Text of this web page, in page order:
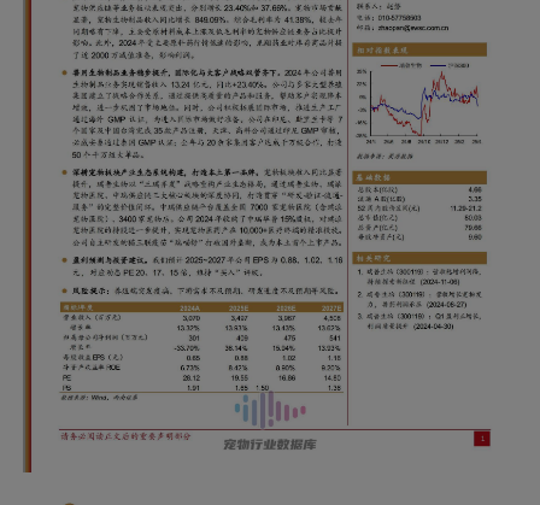
的影响，龙翔药业对库存商品计提了近2000万减值
准备，影响利润。
兽用生物制品业务稳步提升，国际化与大客户战略
双管齐下。2024年公司兽用生物制品业务实现销售
收入13.24亿元，同比+23.40%。公司与多家大型养
殖集团建立了战略合作关系，通过提供高质量的产
品和服务，帮助客户实现降本增效，进一步巩固了
市场地位。同时，公司积极拓展国际市场，推进生
产工厂通过海外GMP认证，为进入国际市场做好准
备。公司在印尼、斯里兰卡等7个国家及中国台湾完
成35款产品注册，天津、高科公司通过印尼GMP审
核，必威安泰通过泰国GMP认证；全年与20余家集
团客户达成千万级合作，打造50个千万级大单品。